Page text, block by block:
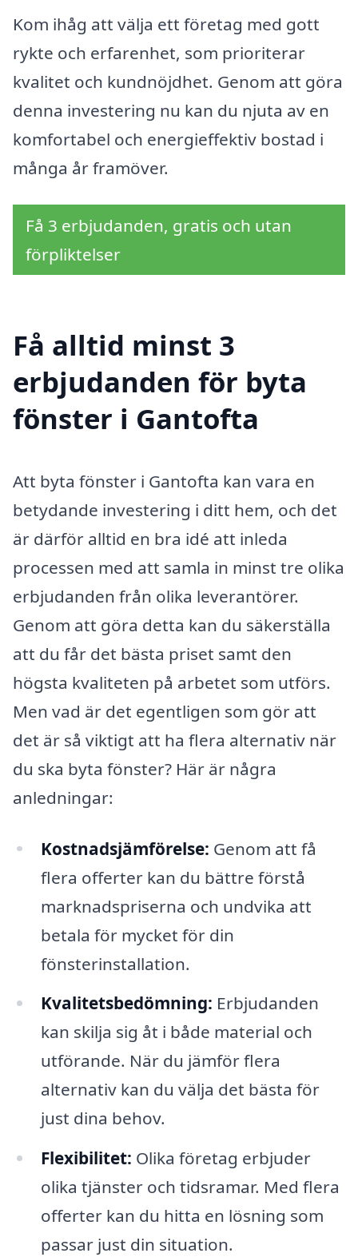
Kom ihåg att välja ett företag med gott
rykte och erfarenhet, som prioriterar
kvalitet och kundnöjdhet. Genom att göra
denna investering nu kan du njuta av en
komfortabel och energieffektiv bostad i
många år framöver.
Få 3 erbjudanden, gratis och utan
förpliktelser
Få alltid minst 3
erbjudanden för byta
fönster i Gantofta
Att byta fönster i Gantofta kan vara en
betydande investering i ditt hem, och det
är därför alltid en bra idé att inleda
processen med att samla in minst tre olika
erbjudanden från olika leverantörer.
Genom att göra detta kan du säkerställa
att du får det bästa priset samt den
högsta kvaliteten på arbetet som utförs.
Men vad är det egentligen som gör att
det är så viktigt att ha flera alternativ när
du ska byta fönster? Här är några
anledningar:
Kostnadsjämförelse: Genom att få
flera offerter kan du bättre förstå
marknadspriserna och undvika att
betala för mycket för din
fönsterinstallation.
Kvalitetsbedömning: Erbjudanden
kan skilja sig åt i både material och
utförande. När du jämför flera
alternativ kan du välja det bästa för
just dina behov.
Flexibilitet: Olika företag erbjuder
olika tjänster och tidsramar. Med flera
offerter kan du hitta en lösning som
passar just din situation.